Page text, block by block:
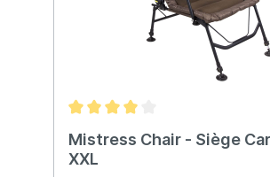
Mistress Chair - Siège
XXL